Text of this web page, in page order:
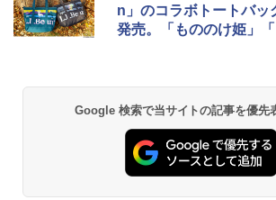
n」のコラボトートバッ
発売。「もののけ姫」
Google 検索で当サイトの記事を優先